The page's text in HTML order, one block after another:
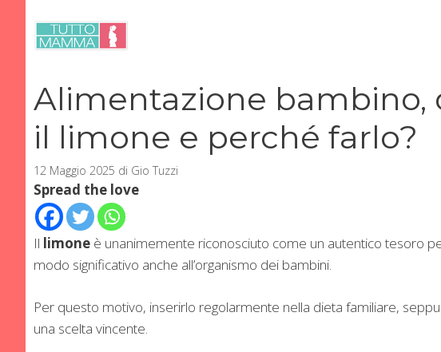
contenuto
Alimentazione
il limone e perché farlo?
12 Maggio 2025 di Gio Tuzzi
Spread the love
Il limone è unanimemente riconosciuto come un autentico tesoro
modo significativo anche all’organismo dei bambini.
Per questo motivo, inserirlo regolarmente nella dieta familiare,
una scelta vincente.